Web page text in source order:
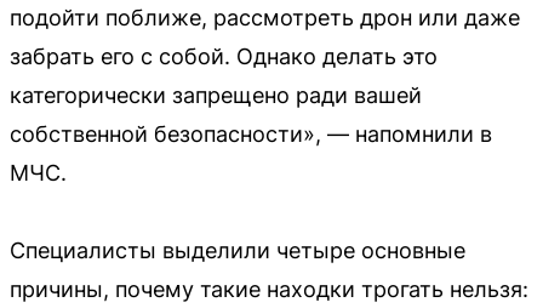
подойти поближе, рассмотреть дрон или даже
забрать его с собой. Однако делать это
категорически запрещено ради вашей
собственной безопасности», — напомнили в
МЧС.
Специалисты выделили четыре основные
причины, почему такие находки трогать нельзя: